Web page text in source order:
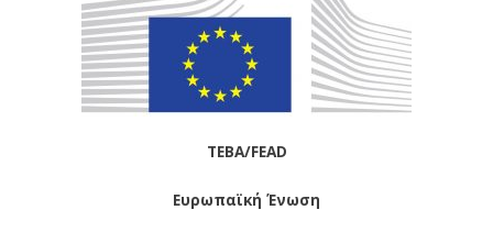
ΤΕΒΑ/FEAD
Ευρωπαϊκή Ένωση